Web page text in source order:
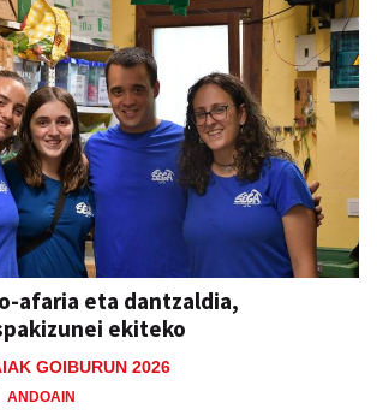
afaria eta dantzaldia,
ekiteko
GOIBURUN 2026
ANDOAIN